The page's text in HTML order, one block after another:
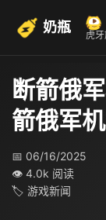
奶瓶 虎
断箭俄
箭俄军
📅 06/16/2025
👁 4.0k 阅读
🏷 游戏新闻